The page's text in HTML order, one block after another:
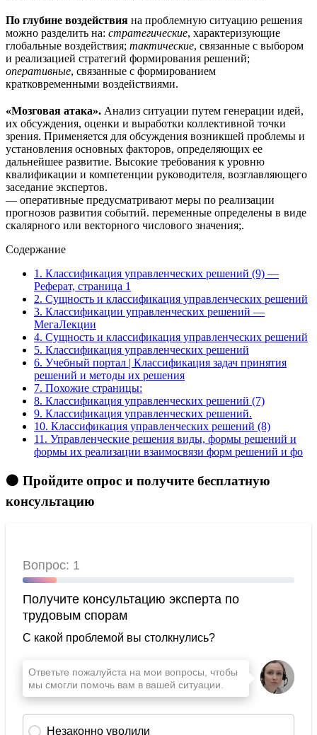
По глубине воздействия на проблемную ситуацию решения
можно разделить на: стратегические, характеризующие
глобальные воздействия; тактические, связанные с выбором
и реализацией стратегий формирования решений;
оперативные, связанные с формированием
кратковременными воздействиями.
«Мозговая атака». Анализ ситуации путем генерации идей,
их обсуждения, оценки и выработки коллективной точки
зрения. Применяется для обсуждения возникшей проблемы и
установления основных факторов, определяющих ее
дальнейшее развитие. Высокие требования к уровню
квалификации и компетенции руководителя, возглавляющего
заседание экспертов.
— оперативные предусматривают меры по реализации
прогнозов развития событий. переменные определены в виде
скалярного или векторного числового значения;.
Содержание
1. Классификация управленческих решений (9) —
Реферат, страница 1
2. Сущность и классификация управленческих решений
3. Классификации управленческих решений —
МегаЛекции
4. Сущность и классификация управленческих решений
5. Классификация управленческих решений
6. Учебный портал | Классификация задач принятия
решений и методы их решения
7. Похожие страницы:
8. Классификация управленческих решений (7)
9. Классификация управленческих решений.
10. Классификация управленческих решений (8)
11. Управленческие решения виды, формы решений и
формы их реализации взаимосвязи форм решений и фо
🟠 Пройдите опрос и получите бесплатную
консультацию